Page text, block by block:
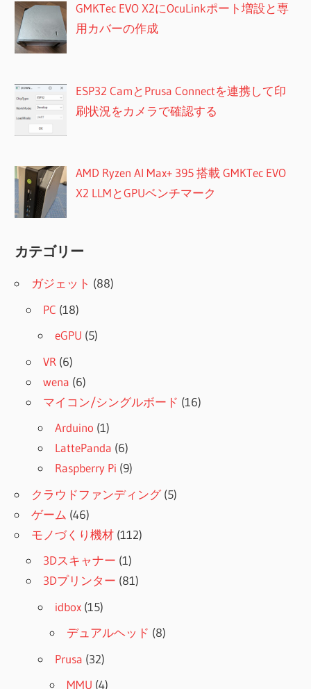
GMKTec EVO X2にOcuLinkポート増設と専
用カバーの作成
ESP32 CamとPrusa Connectを連携して印
刷状況をカメラで確認する
AMD Ryzen AI Max+ 395 搭載 GMKTec EVO
X2 LLMとGPUベンチマーク
カテゴリー
ガジェット (88)
PC (18)
eGPU (5)
VR (6)
wena (6)
マイコン/シングルボード (16)
Arduino (1)
LattePanda (6)
Raspberry Pi (9)
クラウドファンディング(5)
ゲーム (46)
モノづくり機材 (112)
3Dスキャナー (1)
3Dプリンター (81)
idbox (15)
デュアルヘッド (8)
Prusa (32)
MMU (4)